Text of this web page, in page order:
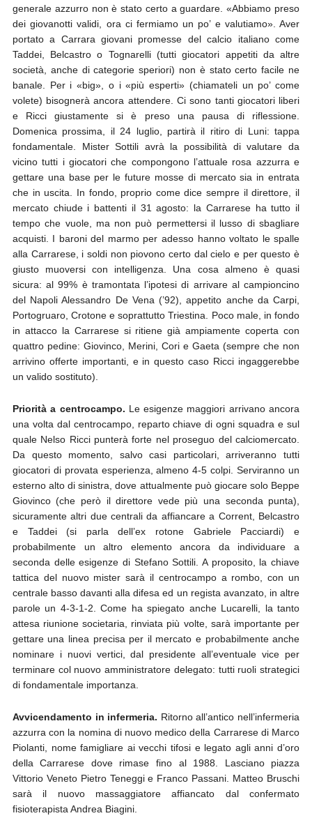
generale azzurro non è stato certo a guardare. «Abbiamo preso
dei giovanotti validi, ora ci fermiamo un po’ e valutiamo». Aver
portato a Carrara giovani promesse del calcio italiano come
Taddei, Belcastro o Tognarelli (tutti giocatori appetiti da altre
società, anche di categorie speriori) non è stato certo facile ne
banale. Per i «big», o i «più esperti» (chiamateli un po’ come
volete) bisognerà ancora attendere. Ci sono tanti giocatori liberi
e Ricci giustamente si è preso una pausa di riflessione.
Domenica prossima, il 24 luglio, partirà il ritiro di Luni: tappa
fondamentale. Mister Sottili avrà la possibilità di valutare da
vicino tutti i giocatori che compongono l’attuale rosa azzurra e
gettare una base per le future mosse di mercato sia in entrata
che in uscita. In fondo, proprio come dice sempre il direttore, il
mercato chiude i battenti il 31 agosto: la Carrarese ha tutto il
tempo che vuole, ma non può permettersi il lusso di sbagliare
acquisti. I baroni del marmo per adesso hanno voltato le spalle
alla Carrarese, i soldi non piovono certo dal cielo e per questo è
giusto muoversi con intelligenza. Una cosa almeno è quasi
sicura: al 99% è tramontata l’ipotesi di arrivare al campioncino
del Napoli Alessandro De Vena (’92), appetito anche da Carpi,
Portogruaro, Crotone e soprattutto Triestina. Poco male, in fondo
in attacco la Carrarese si ritiene già ampiamente coperta con
quattro pedine: Giovinco, Merini, Cori e Gaeta (sempre che non
arrivino offerte importanti, e in questo caso Ricci ingaggerebbe
un valido sostituto).
Priorità a centrocampo. Le esigenze maggiori arrivano ancora
una volta dal centrocampo, reparto chiave di ogni squadra e sul
quale Nelso Ricci punterà forte nel proseguo del calciomercato.
Da questo momento, salvo casi particolari, arriveranno tutti
giocatori di provata esperienza, almeno 4-5 colpi. Serviranno un
esterno alto di sinistra, dove attualmente può giocare solo Beppe
Giovinco (che però il direttore vede più una seconda punta),
sicuramente altri due centrali da affiancare a Corrent, Belcastro
e Taddei (si parla dell’ex rotone Gabriele Pacciardi) e
probabilmente un altro elemento ancora da individuare a
seconda delle esigenze di Stefano Sottili. A proposito, la chiave
tattica del nuovo mister sarà il centrocampo a rombo, con un
centrale basso davanti alla difesa ed un regista avanzato, in altre
parole un 4-3-1-2. Come ha spiegato anche Lucarelli, la tanto
attesa riunione societaria, rinviata più volte, sarà importante per
gettare una linea precisa per il mercato e probabilmente anche
nominare i nuovi vertici, dal presidente all’eventuale vice per
terminare col nuovo amministratore delegato: tutti ruoli strategici
di fondamentale importanza.
Avvicendamento in infermeria. Ritorno all’antico nell’infermeria
azzurra con la nomina di nuovo medico della Carrarese di Marco
Piolanti, nome famigliare ai vecchi tifosi e legato agli anni d’oro
della Carrarese dove rimase fino al 1988. Lasciano piazza
Vittorio Veneto Pietro Teneggi e Franco Passani. Matteo Bruschi
sarà il nuovo massaggiatore affiancato dal confermato
fisioterapista Andrea Biagini.